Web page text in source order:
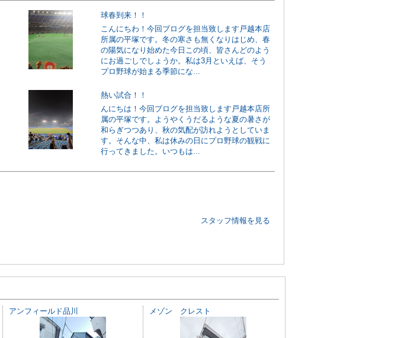
球春到来！！
こんにちわ！今回ブログを担当致します戸越本店
所属の平塚です。冬の寒さも無くなりはじめ、春
の陽気になり始めた今日この頃、皆さんどのよう
にお過ごしでしょうか。私は3月といえば、そう
プロ野球が始まる季節にな...
熱い試合！！
んにちは！今回ブログを担当致します戸越本店所
属の平塚です。ようやくうだるような夏の暑さが
和らぎつつあり、秋の気配が訪れようとしていま
す。そんな中、私は休みの日にプロ野球の観戦に
行ってきました。いつもは...
スタッフ情報を見る
アンフィールド品川 メゾン クレスト